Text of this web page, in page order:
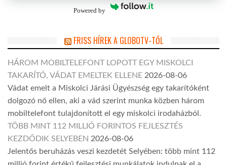
Powered by
FRISS HÍREK A GLOBOTV-TŐL
HÁROM MOBILTELEFONT LOPOTT EGY MISKOLCI
TAKARÍTÓ, VÁDAT EMELTEK ELLENE 2026-08-06
Vádat emelt a Miskolci Járási Ügyészség egy takarítóként
dolgozó nő ellen, aki a vád szerint munka közben három
mobiltelefont tulajdonított el egy miskolci irodaházból.
TÖBB MINT 112 MILLIÓ FORINTOS FEJLESZTÉS
KEZDŐDIK SELYEBEN 2026-08-06
Jelentős beruházás veszi kezdetét Selyében: több mint 112